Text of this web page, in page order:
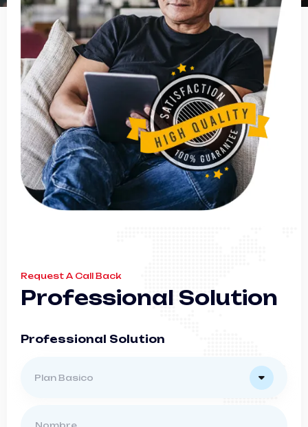
Request A Call Back
Professional Solution
Professional Solution
Plan Basico